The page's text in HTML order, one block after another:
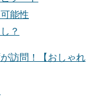
能性
？
訪問！【おしゃれ